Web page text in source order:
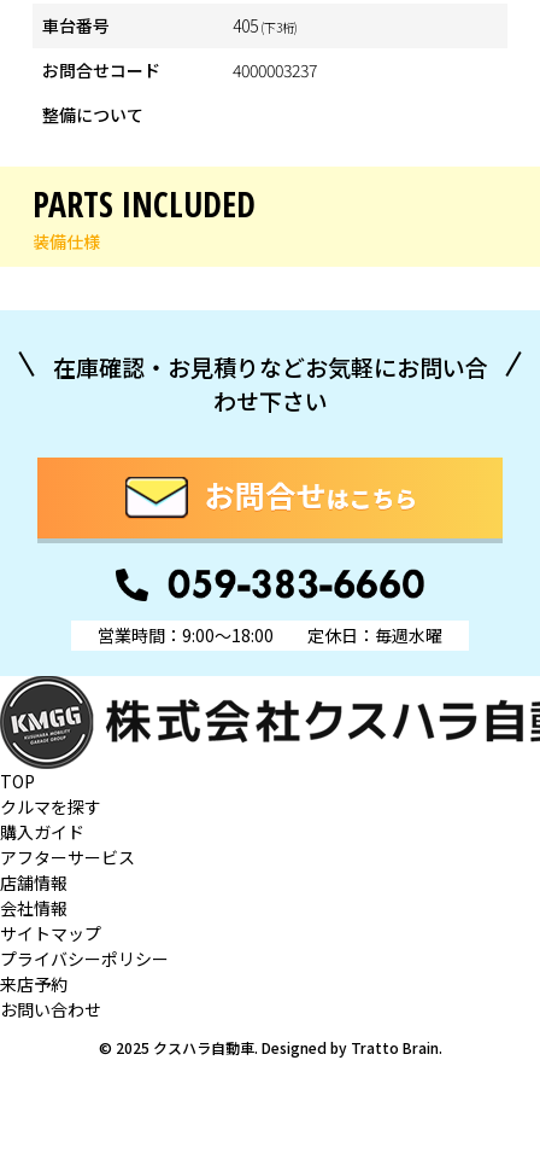
車台番号
405(下3桁)
お問合せコード
4000003237
整備について
PARTS INCLUDED
装備仕様
在庫確認・お見積りなどお気軽にお問い合
わせ下さい
営業時間：9:00～18:00 定休日：毎週水曜
TOP
クルマを探す
購入ガイド
アフターサービス
店舗情報
会社情報
サイトマップ
プライバシーポリシー
来店予約
お問い合わせ
© 2025 クスハラ自動車. Designed by Tratto Brain.